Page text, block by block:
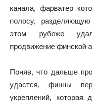
канала, фарватер
полосу,
этом рубеже
продвижение финской
Поняв, что дальше
удастся, финны
укреплений, которая